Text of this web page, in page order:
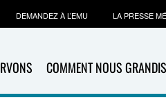
COMMENT NOUS
DEMANDEZ À L’EMU LA PRESSE